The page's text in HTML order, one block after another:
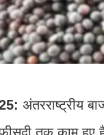
अंतरराष्ट्रीय